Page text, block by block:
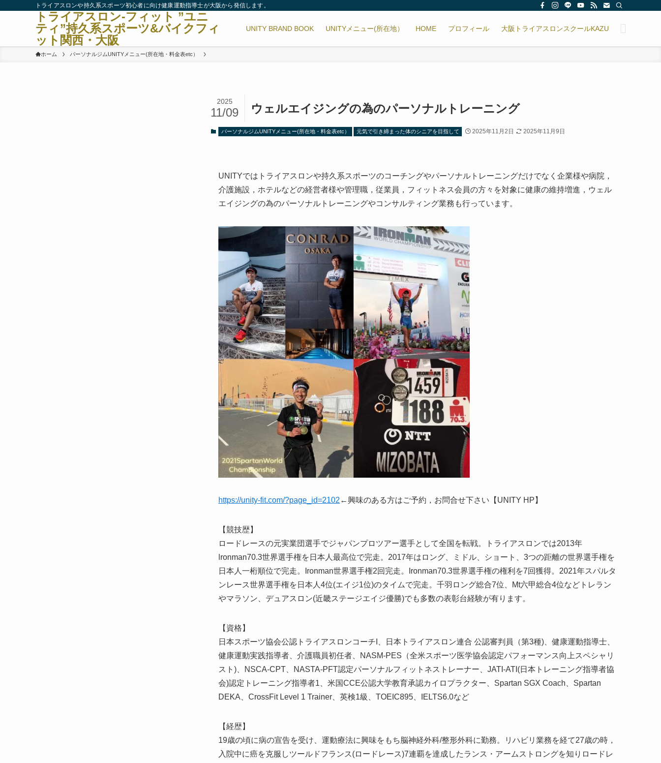
トライアスロンや持久系スポーツ初心者に向け健康運動指導士が大阪から発信します。
トライアスロン-フィット ”ユニ
ティ”持久系スポーツ&バイクフィ
ット関西・大阪
UNITY BRAND BOOK UNITYメニュー(所在地） HOME プロフィール 大阪トライアスロンスクールKAZU
ホーム パーソナルジムUNITYメニュー(所在地・料金表etc）
ウェルエイジングの為のパーソナルトレーニング
2025
11/09
パーソナルジムUNITYメニュー(所在地・料金表etc） 元気で引き締まった体のシニアを目指して 2025年11月2日 2025年11月9日
UNITYではトライアスロンや持久系スポーツのコーチングやパーソナルトレーニングだけでなく企業様や病院，
介護施設，ホテルなどの経営者様や管理職，従業員，フィットネス会員の方々を対象に健康の維持増進，ウェル
エイジングの為のパーソナルトレーニングやコンサルティング業務も行っています。
https://unity-fit.com/?page_id=2102 ←興味のある方はご予約，お問合せ下さい【UNITY HP】
【競技歴】
ロードレースの元実業団選手でジャパンプロツアー選手として全国を転戦。トライアスロンでは2013年
lronman70.3世界選手権を日本人最高位で完走。2017年はロング、ミドル、ショート、3つの距離の世界選手権を
日本人一桁順位で完走。Ironman世界選手権2回完走。Ironman70.3世界選手権の権利を7回獲得。2021年スパルタ
ンレース世界選手権を日本人4位(エイジ1位)のタイムで完走。千羽ロング総合7位、Mt六甲総合4位などトレラン
やマラソン、デュアスロン(近畿ステージエイジ優勝)でも多数の表彰台経験が有ります。
【資格】
日本スポーツ協会公認トライアスロンコーチI、日本トライアスロン連合 公認審判員（第3種)、健康運動指導士、
健康運動実践指導者、介護職員初任者、NASM-PES（全米スポーツ医学協会認定パフォーマンス向上スペシャリ
スト)、NSCA-CPT、NASTA-PFT認定パーソナルフィットネストレーナー、JATI-ATI(日本トレーニング指導者協
会)認定トレーニング指導者1、米国CCE公認大学教育承認カイロプラクター、Spartan SGX Coach、Spartan
DEKA、CrossFit Level 1 Trainer、英検1級、TOEIC895、IELTS6.0など
【経歴】
19歳の頃に病の宣告を受け、運動療法に興味をもち脳神経外科/整形外科に勤務。リハビリ業務を経て27歳の時，
入院中に癌を克服しツールドフランス(ロードレース)7連覇を達成したランス・アームストロングを知りロードレ